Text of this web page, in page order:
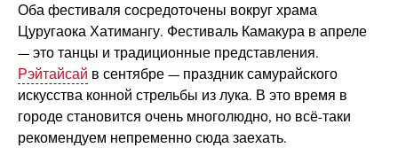
Оба фестиваля сосредоточены вокруг храма
Цуругаока Хатимангу. Фестиваль Камакура в апреле
— это танцы и традиционные представления.
Рэйтайсай в сентябре — праздник самурайского
искусства конной стрельбы из лука. В это время в
городе становится очень многолюдно, но всё-таки
рекомендуем непременно сюда заехать.